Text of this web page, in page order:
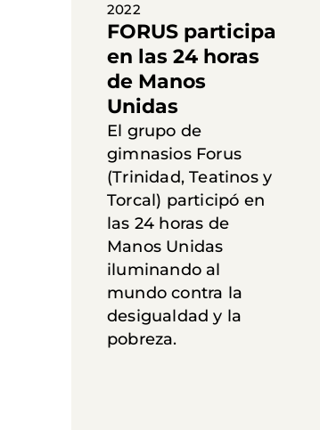
2022
FORUS participa
en las 24 horas
de Manos
Unidas
El grupo de
gimnasios Forus
(Trinidad, Teatinos y
Torcal) participó en
las 24 horas de
Manos Unidas
iluminando al
mundo contra la
desigualdad y la
pobreza.